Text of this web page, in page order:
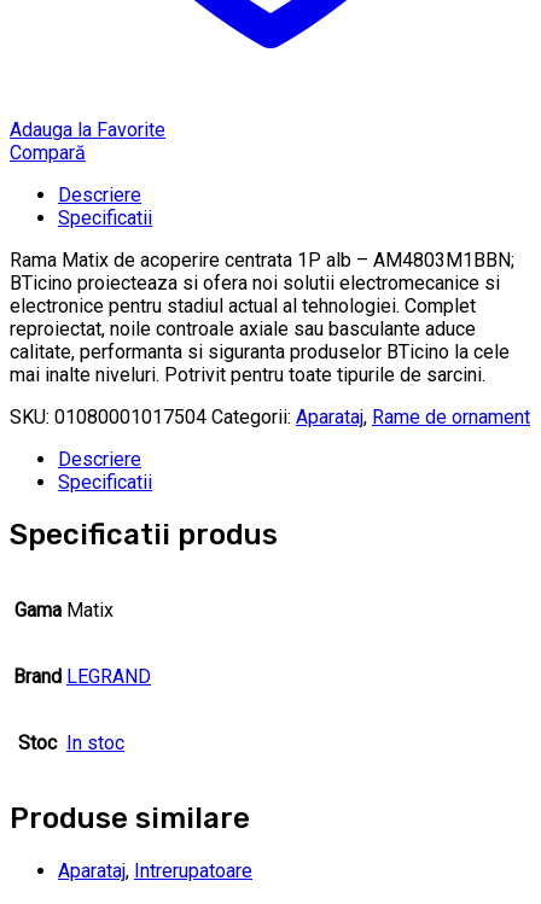
Adauga la Favorite
Compară
Descriere
Specificatii
Rama Matix de acoperire centrata 1P alb – AM4803M1BBN;
BTicino proiecteaza si ofera noi solutii electromecanice si
electronice pentru stadiul actual al tehnologiei. Complet
reproiectat, noile controale axiale sau basculante aduce
calitate, performanta si siguranta produselor BTicino la cele
mai inalte niveluri. Potrivit pentru toate tipurile de sarcini.
SKU: 01080001017504 Categorii: Aparataj, Rame de ornament
Descriere
Specificatii
Specificatii produs
Gama Matix
Brand LEGRAND
Stoc In stoc
Produse similare
Aparataj, Intrerupatoare